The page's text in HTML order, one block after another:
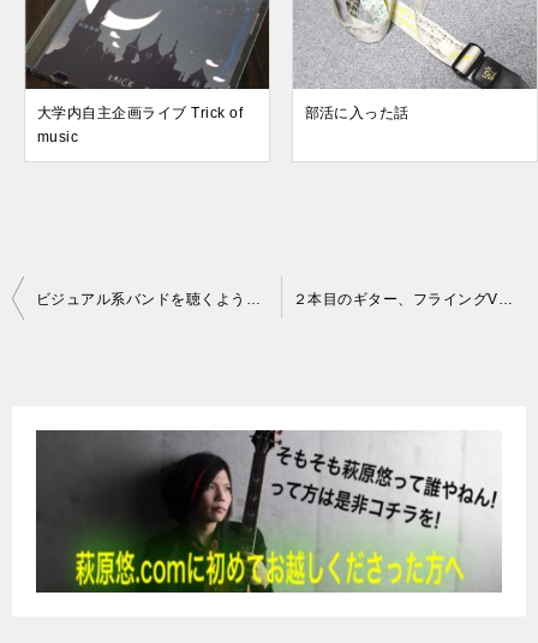
大学内自主企画ライブ Trick of
music
部活に入った話
投
ビジュアル系バンドを聴くようになる ２本目のギター、フライングVを買う